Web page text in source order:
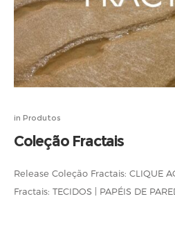
in Produtos
Coleção Fractais
Release Coleção Fractais: CLIQUE
Fractais: TECIDOS | PAPÉIS DE